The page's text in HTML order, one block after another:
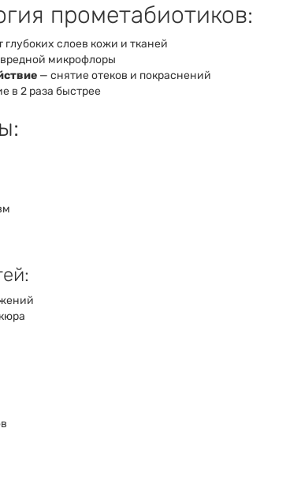
прометабиотиков:
глубоких слоев кожи и тканей
микрофлоры
— снятие отеков и покраснений
в 2 раза быстрее